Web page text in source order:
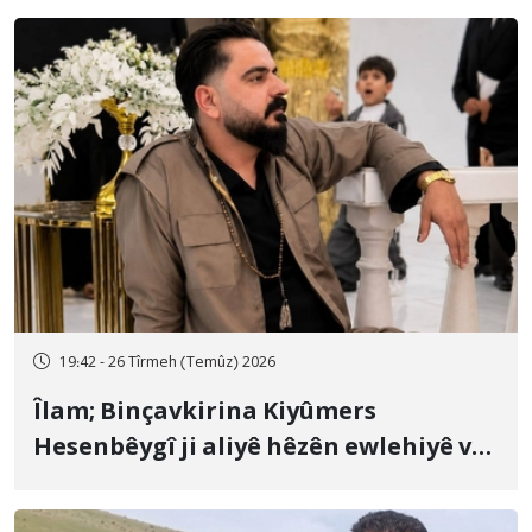
19:42 - 26 Tîrmeh (Temûz) 2026
Îlam; Binçavkirina Kiyûmers
Hesenbêygî ji aliyê hêzên ewlehiyê ve